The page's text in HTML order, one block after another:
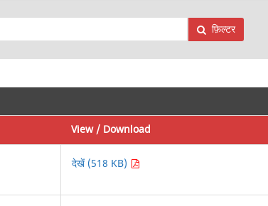
फ़िल्टर
View / Download
देखें (518 KB)